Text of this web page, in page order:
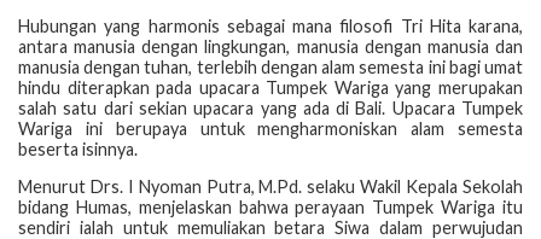
Hubungan yang harmonis sebagai mana filosofi Tri Hita karana,
antara manusia dengan lingkungan, manusia dengan manusia dan
manusia dengan tuhan, terlebih dengan alam semesta ini bagi umat
hindu diterapkan pada upacara Tumpek Wariga yang merupakan
salah satu dari sekian upacara yang ada di Bali. Upacara Tumpek
Wariga ini berupaya untuk mengharmoniskan alam semesta
beserta isinnya.
Menurut Drs. I Nyoman Putra, M.Pd. selaku Wakil Kepala Sekolah
bidang Humas, menjelaskan bahwa perayaan Tumpek Wariga itu
sendiri ialah untuk memuliakan betara Siwa dalam perwujudan